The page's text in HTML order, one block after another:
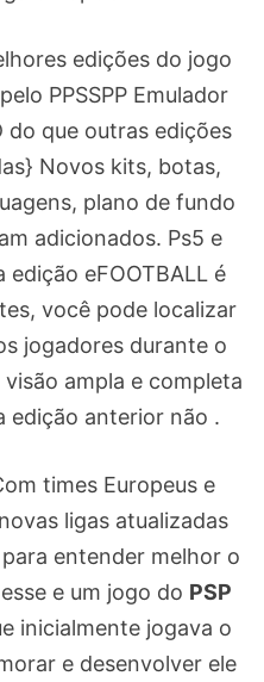
edições do jogo
PPSSPP Emulador
do que outras edições
Novos kits, botas,
plano de fundo
adicionados. Ps5 e
eFOOTBALL é
você pode localizar
jogadores durante o
ampla e completa
edição anterior não .
times Europeus e
ligas atualizadas
entender melhor o
e um jogo do PSP
inicialmente jogava o
e desenvolver ele